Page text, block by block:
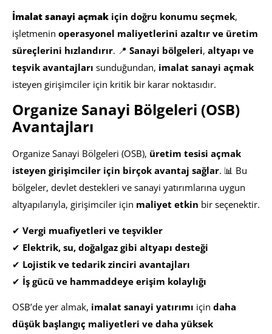
İmalat sanayi açmak için doğru konumu seçmek,
işletmenin operasyonel maliyetlerini azaltır ve üretim
süreçlerini hızlandırır. 📍 Sanayi bölgeleri, altyapı ve
teşvik avantajları sunduğundan, imalat sanayi açmak
isteyen girişimciler için kritik bir karar noktasıdır.
Organize Sanayi Bölgeleri (OSB)
Avantajları
Organize Sanayi Bölgeleri (OSB), üretim tesisi açmak
isteyen girişimciler için birçok avantaj sağlar. 📊 Bu
bölgeler, devlet destekleri ve sanayi yatırımlarına uygun
altyapılarıyla, girişimciler için maliyet etkin bir seçenektir.
✔ Vergi muafiyetleri ve teşvikler
✔ Elektrik, su, doğalgaz gibi altyapı desteği
✔ Lojistik ve tedarik zinciri avantajları
✔ İş gücü ve hammaddeye erişim kolaylığı
OSB’de yer almak, imalat sanayi yatırımı için daha
düşük başlangıç maliyetleri ve daha yüksek